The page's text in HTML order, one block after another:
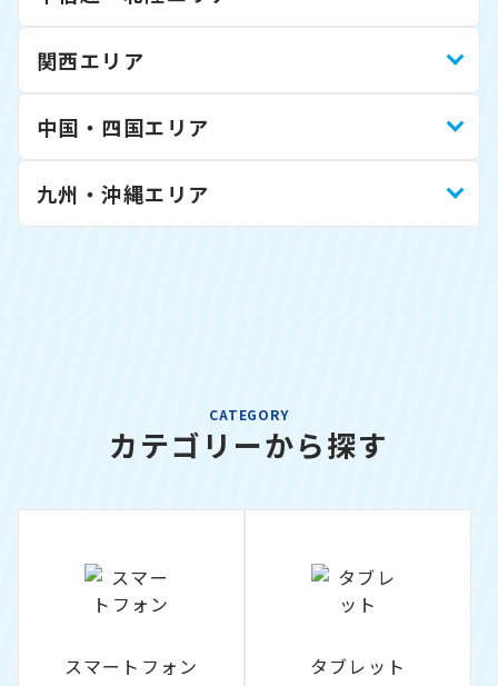
関西エリア
中国・四国エリア
九州・沖縄エリア
CATEGORY
カテゴリーから探す
スマートフォン タブレット